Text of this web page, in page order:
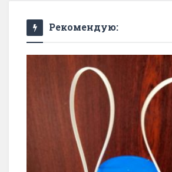
Рекомендую: